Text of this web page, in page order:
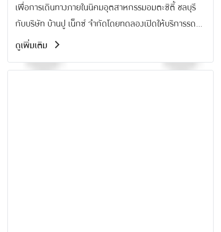
เพื่อการเดินทางภายในนิคมอุตสาหกรรมอมตะซิตี้ ชลบุรี
กับบริษัท บ้านปู เน็กซ์ จำกัดโดยทดลองเปิดให้บริการรถ
ตุ๊กตุ๊กไฟฟ้า “#MuvMi” นำร่องใช้ในพื้นที่นิคมฯ
ดูเพิ่มเติม